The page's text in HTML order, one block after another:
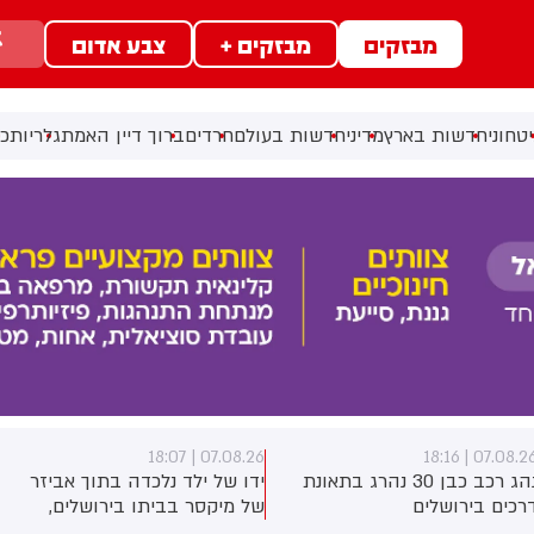
מבזקים מבזקים + צבע אדום
חדשות בארץמדיניחדשות בעולםחרדיםברוך דיין האמתגלריות
07.08.26 |
נהג רכב כבן 30 נהרג בתאונת
בירושלים
07.08.26 | 18:07
ידו של ילד נלכדה בתוך אביזר
של מיקסר בביתו בירושלים,